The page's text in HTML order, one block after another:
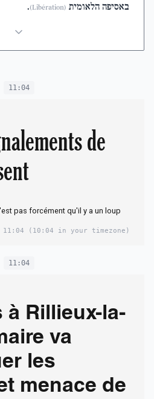
באסיפה הלאומית (Libération)
.
11:04
de
pas forcément qu'il y a un loup
11:04 (10:04 in your timezone)
11:04
à Rillieux-la-
va
les
menace de